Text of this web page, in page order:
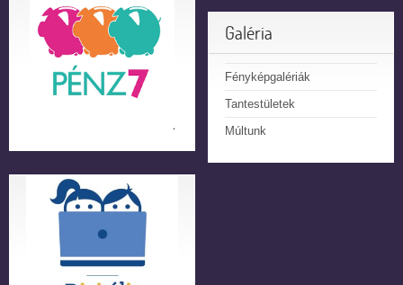
Galéria
Fényképgalériák
Tantestületek
Múltunk